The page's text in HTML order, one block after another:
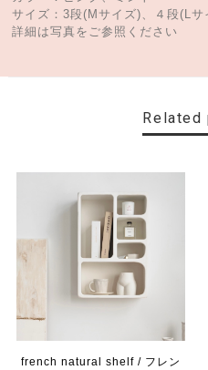
サイズ：3段(Mサイズ)、４段(Lサ
詳細は写真をご参照ください
Related
french natural shelf / フレン